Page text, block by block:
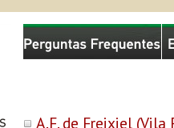
A.F. de Freixiel (Vila
Comissão Nacional de Eleições